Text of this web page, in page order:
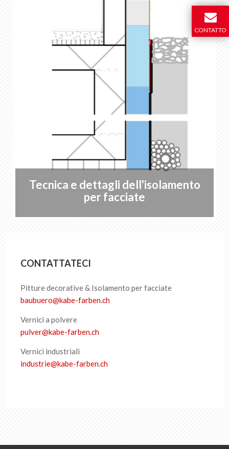
Tecnica e dettagli dell'isolamento
per facciate
CONTATTATECI
Pitture decorative & Isolamento per facciate
baubuero@kabe-farben.ch
Vernici a polvere
pulver@kabe-farben.ch
Vernici industriali
industrie@kabe-farben.ch
CONTATTO